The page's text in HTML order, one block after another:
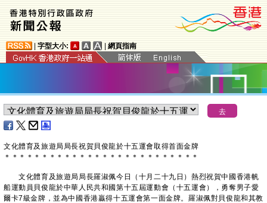
字型大小: 網頁指南
文化體育及旅遊局局長祝賀貝俊龍於十五運會取得首面金牌
＊ ＊ ＊ ＊ ＊ ＊ ＊ ＊ ＊ ＊ ＊ ＊ ＊ ＊ ＊ ＊ ＊ ＊ ＊ ＊ ＊ ＊ ＊ ＊ ＊ ＊
文化體育及旅遊局局長羅淑佩今日（十月二十九日）熱烈祝賀中國香港帆
船運動員貝俊龍於中華人民共和國第十五屆運動會（十五運會），勇奪男子愛
爾卡7級金牌，並為中國香港贏得十五運會第一面金牌。羅淑佩對貝俊龍和其教